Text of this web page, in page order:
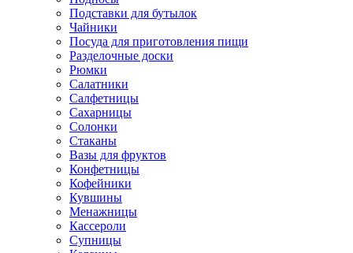
Подставки для бутылок
Чайники
Посуда для приготовления пищи
Разделочные доски
Рюмки
Салатники
Салфетницы
Сахарницы
Солонки
Стаканы
Вазы для фруктов
Конфетницы
Кофейники
Кувшины
Менажницы
Кассероли
Супницы